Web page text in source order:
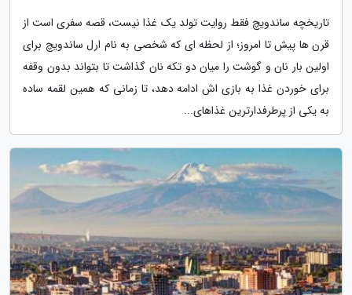
تاریخچه ساندویچ فقط روایت تولد یک غذا نیست، قصه سفری است از
قرن ها پیش تا امروز؛ از لحظه ای که شخصی به نام ارل ساندویچ برای
اولین بار نان و گوشت را میان دو تکه نان گذاشت تا بتواند بدون وقفه
برای خوردن غذا به بازی اش ادامه دهد، تا زمانی که همین لقمه ساده
به یکی از پرطرفدارترین غذاهای...